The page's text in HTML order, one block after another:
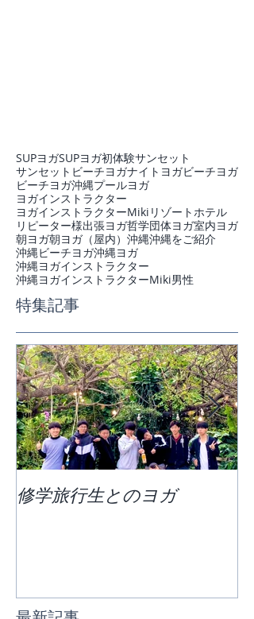
SUPヨガSUPヨガ初体験サンセット
サンセットビーチヨガナイトヨガビーチヨガ
ビーチヨガ沖縄プールヨガ
ヨガインストラクター
ヨガインストラクターMiki リゾートホテル
リピーター様出張ヨガ哲学団体ヨガ室内ヨガ
朝ヨガ朝ヨガ（屋内） 沖縄沖縄をご紹介
沖縄ビーチヨガ沖縄ヨガ
沖縄ヨガインストラクター
沖縄ヨガインストラクターMiki男性
特集記事
修学旅行生とのヨガ